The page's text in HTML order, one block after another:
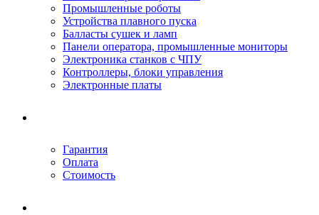
Промышленные роботы
Устройства плавного пуска
Балласты сушек и ламп
Панели оператора, промышленные мониторы
Электроника станков с ЧПУ
Контроллеры, блоки управления
Электронные платы
Гарантия
Оплата
Стоимость